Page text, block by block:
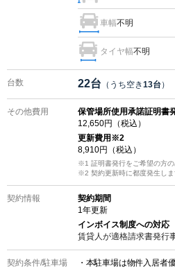
車幅不明
タイヤ幅不明
台数 22台 （うち空き13台）
その他費用
保管場所使用承諾証明書
12,650円（税込）
更新費用 ※2
8,910円（税込）
※1 証明書発行をご希望の方の
※2 契約更新時に都度発生しま
契約情報
契約期間
1年更新
インボイス制度への対応
賃貸人が適格請求書発行
契約条件/駐車場
・本駐車場は物件入居者